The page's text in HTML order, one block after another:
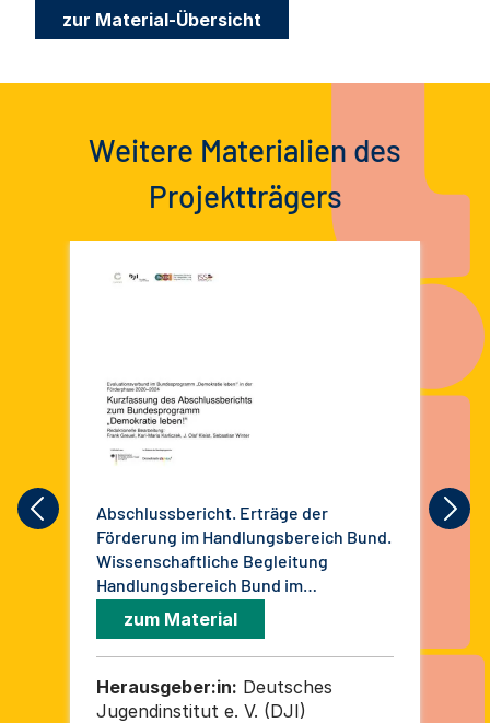
zur Material-Übersicht
Weitere Materialien des
Projektträgers
Abschlussbericht. Erträge der
Förderung im Handlungsbereich Bund.
Wissenschaftliche Begleitung
Handlungsbereich Bund im
Bundesprogramm "Demokratie leben!"
zum Material
Herausgeber:in: Deutsches
Jugendinstitut e. V. (DJI)
in